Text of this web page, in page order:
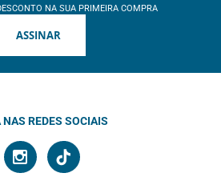
NA SUA PRIMEIRA COMPRA
ASSINAR
NAS REDES SOCIAIS